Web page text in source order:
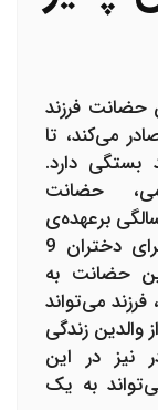
حضانت فرزند
می‌کند، تا
دارد.
حضانت
از جنسیت آنها) تا سن 7 سالگی برعهده‌ی
مادر است. از 7 سالگی تا سن بلوغ(برای دختران 9
15 سالگی) این حضانت به
می‌تواند
والدین زندگی
نیز در این
به یک